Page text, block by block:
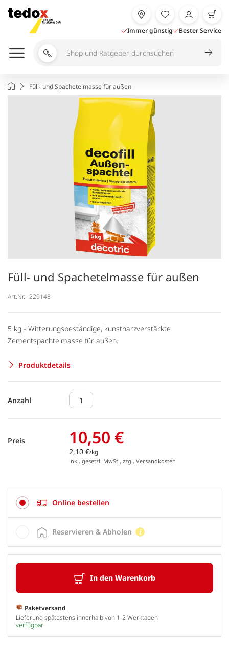
Inhalt
springen
Immer günstig Bester Service
Shop
durchsuchen
StartseiteFüll- und Spachetelmasse für außen
Füll- und Spachetelmasse für außen
Art.Nr.: 229148
5 kg - Witterungsbeständige, kunstharzverstärkte
Zementspachtelmasse für außen.
Produktdetails
Anzahl
Preis 10,50 €
2,10 €/kg
inkl. gesetzl. MwSt., zzgl. Versandkosten
Online bestellen
In den Warenkorb
Paketversand
Lieferung spätestens innerhalb von 1-2 Werktagen
verfügbar
Reservieren & Abholen